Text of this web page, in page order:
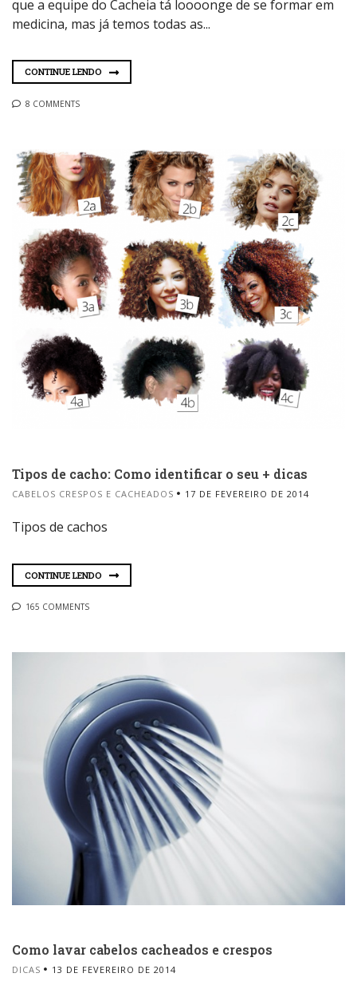
que a equipe do Cacheia tá loooonge de se formar em
medicina, mas já temos todas as...
CONTINUE LENDO
8 COMMENTS
Tipos de cacho: Como identificar o seu + dicas
CABELOS CRESPOS E CACHEADOS 17 DE FEVEREIRO DE 2014
Tipos de cachos
CONTINUE LENDO
165 COMMENTS
Como lavar cabelos cacheados e crespos
DICAS 13 DE FEVEREIRO DE 2014